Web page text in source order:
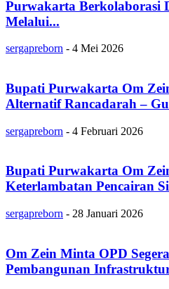
Purwakarta Berkolaborasi
Melalui...
sergapreborn - 4 Mei 2026
Bupati Purwakarta Om
Alternatif Rancadarah –
sergapreborn - 4 Februari 2026
Bupati Purwakarta Om
Keterlambatan Pencairan
sergapreborn - 28 Januari 2026
Om Zein Minta OPD
Pembangunan